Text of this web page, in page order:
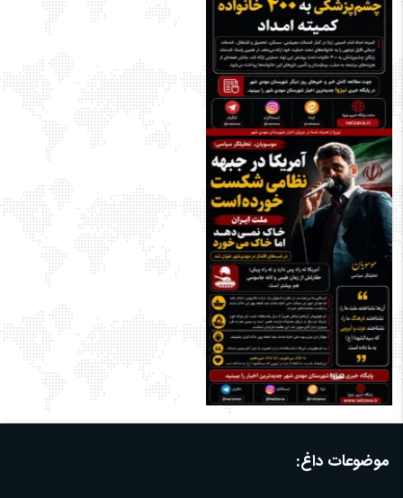
موضوعات داغ: